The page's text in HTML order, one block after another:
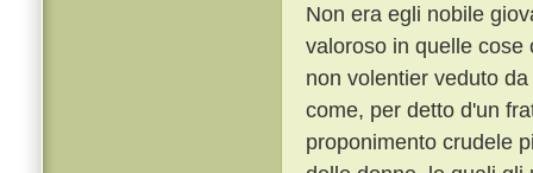
Non era egli nobile
valoroso in quelle cose
non volentier veduto
come, per detto d'un
proponimento crudele